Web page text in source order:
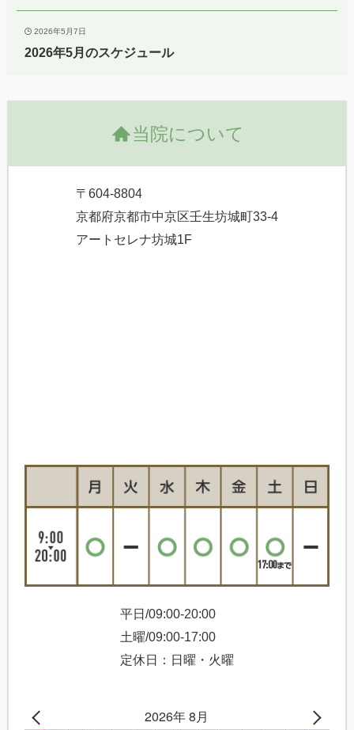
2026年5月7日
2026年5月のスケジュール
当院について
〒604-8804
京都府京都市中京区壬生坊城町33-4
アートセレナ坊城1F
平日/09:00-20:00
土曜/09:00-17:00
定休日：日曜・火曜
2026年 8月